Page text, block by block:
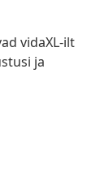
vidaXL-ilt
ja